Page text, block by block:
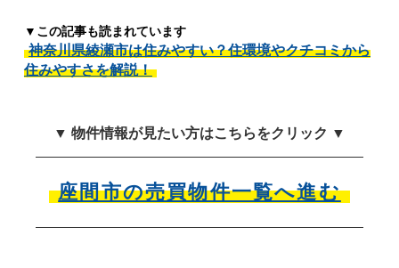
▼この記事も読まれています
神奈川県綾瀬市は住みやすい？住環境やクチコミから
住みやすさを解説！
▼ 物件情報が見たい方はこちらをクリック ▼
座間市の売買物件一覧へ進む